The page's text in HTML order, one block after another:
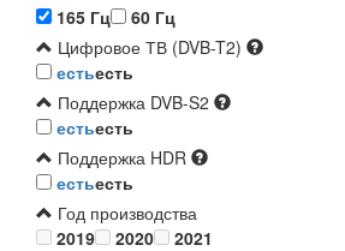
165 Гц
60 Гц
Цифровое ТВ (DVB-T2)
естьесть
Поддержка DVB-S2
естьесть
Поддержка HDR
естьесть
Год производства
2019
2020
2021